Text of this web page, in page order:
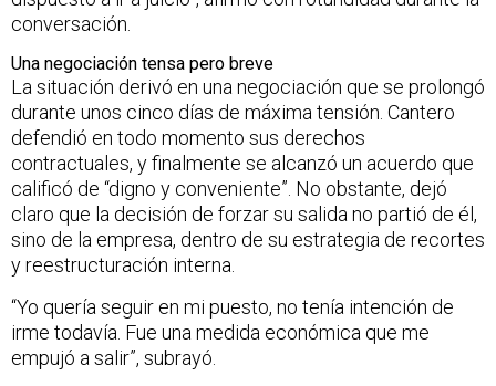
conversación.
Una negociación tensa pero breve
La situación derivó en una negociación que se prolongó
durante unos cinco días de máxima tensión. Cantero
defendió en todo momento sus derechos
contractuales, y finalmente se alcanzó un acuerdo que
calificó de “digno y conveniente”. No obstante, dejó
claro que la decisión de forzar su salida no partió de él,
sino de la empresa, dentro de su estrategia de recortes
y reestructuración interna.
“Yo quería seguir en mi puesto, no tenía intención de
irme todavía. Fue una medida económica que me
empujó a salir”, subrayó.